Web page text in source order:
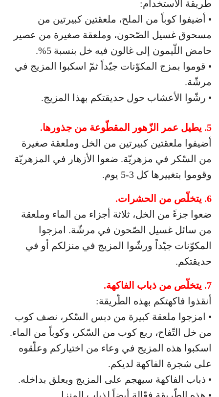
طريقة الاستخدام:
• أضيفوا كوباً من الملح، ملعقتين كبيرتين من
مسحوق غسيل الصّحون، وملعقة صغيرة من عصير
حامض اللّيمون إلى غالون فيه خل بنسبة 5%.
• قوموا بمزج المكوّنات جيّداً ثمّ اسكبوا المزيج في
مرشّة.
• رشّوا الأعشاب حول حديقتكم بهذا المزيج.
5. يطيل عمر الزّهور المقطّوعة من جذورها.
أضيفوا ملعقتين كبيرتين من الخل وملعقة صغيرة
من السّكر في مزهريّة. ضعوا الأزهار في المزهريّة
وقوموا بتغييرها كل 3-5 يوم.
6. يتخلّص من الحشرات.
ضعوا جزءً من الخل، ثلاثة أجزاء من الماء وملعقة
من سائل غسيل الصّحون في مرشّة. امزجوا
المكوّنات جيّداً ورشّوا المزيج في منزلكم أو في
حديقتكم.
7. يتخلّص من ذباب الفاكهة.
أنقذوا فاكهتكم بهذه الطّريقة:
• امزجوا ملعقة كبيرة من دبس السّكر، نصف كوب
من خل التّفاح، ربع كوب من السّكر، وكوباً من الماء.
اسكبوا هذه المزيج في وعاء من اختياركم وعلّقوه
على شجرة الفاكهة لديكم.
• ذباب الفاكهة سيهجم على المزيج ويعلق بداخله.